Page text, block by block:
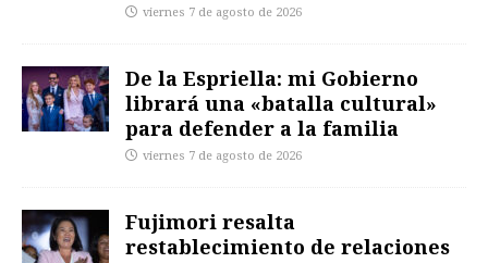
viernes 7 de agosto de 2026
De la Espriella: mi Gobierno
librará una «batalla cultural»
para defender a la familia
viernes 7 de agosto de 2026
Fujimori resalta
restablecimiento de relaciones